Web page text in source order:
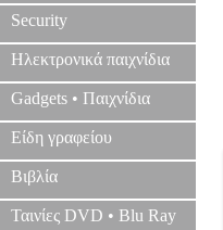
Security
Ηλεκτρονικά παιχνίδια
Gadgets • Παιχνίδια
Είδη γραφείου
Βιβλία
Ταινίες DVD • Blu Ray